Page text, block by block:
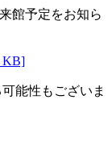
館予定をお知ら
KB]
能性もございま